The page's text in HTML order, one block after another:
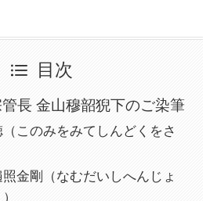
目次
長 金山穆韶猊下のご染筆
（このみをみてしんどくをさ
金剛（なむだいしへんじょ